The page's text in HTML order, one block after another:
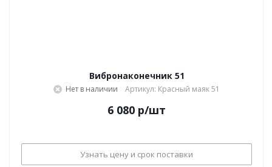
Вибронаконечник 51
Нет в наличии Артикул: Красный маяк 51
6 080 р/шт
Узнать цену и срок поставки